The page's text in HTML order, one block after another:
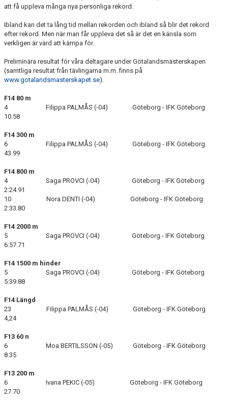
att få uppleva många nya personliga rekord.
Ibland kan det ta lång tid mellan rekorden och ibland så blir det rekord
efter rekord. Men när man får uppleva det så är det en känsla som
verkligen är värd att kämpa för.
Preliminära resultat för våra deltagare under Götalandsmästerskapen
(samtliga resultat från tävlingarna m.m. finns på
www.gotalandsmasterskapet.se).
F14 80 m
4 Filippa PALMÅS (-04) Göteborg - IFK Göteborg
10.58
F14 300 m
6 Filippa PALMÅS (-04) Göteborg - IFK Göteborg
43.99
F14 800 m
4 Saga PROVCI (-04) Göteborg - IFK Göteborg
2:24.91
10 Nora DENTI (-04) Göteborg - IFK Göteborg
2:33.80
F14 2000 m
5 Saga PROVCI (-04) Göteborg - IFK Göteborg
6:57.71
F14 1500 m hinder
5 Saga PROVCI (-04) Göteborg - IFK Göteborg
5:39.88
F14 Längd
23 Filippa PALMÅS (-04) Göteborg - IFK Göteborg
4,24
F13 60 n
6 Moa BERTILSSON (-05) Göteborg - IFK Göteborg
8.35
F13 200 m
6 Ivana PEKIC (-05) Göteborg - IFK Göteborg
27.70